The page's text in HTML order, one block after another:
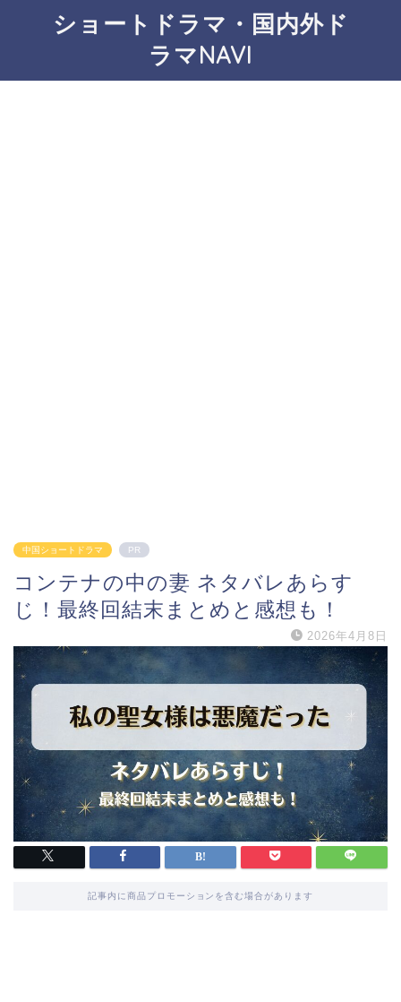
ショートドラマ・国内外ド
ラマNAVI
中国ショートドラマ PR
コンテナの中の妻 ネタバレあらす
じ！最終回結末まとめと感想も！
2026年4月8日
記事内に商品プロモーションを含む場合があります